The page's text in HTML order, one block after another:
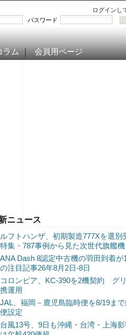
ログインし
パスワード
ラム 会員用ページ
ニュース
ルフトハンザ、初期製造777Xを選
特集・787事例から見た次世代旗艦機
ANA Dash 8認定中古機の羽田到着
の注目記事26年8月2日-8日
コロンビア、KC-390を2機契約 グ
携運用
JAL、福岡－鹿児島臨時便を8/19ま
便設定
台風13号、9日も沖縄・台湾・上海